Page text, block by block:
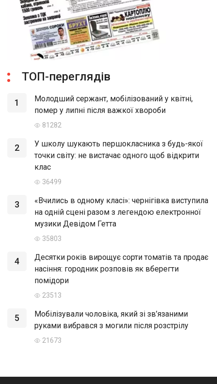
ТОП-переглядів
1
Молодший сержант, мобілізований у квітні,
помер у липні після важкої хвороби
81282
2
У школу шукають першокласника з будь-якої
точки світу: не вистачає одного щоб відкрити
клас
36499
3
«Вчились в одному класі»: чернігівка виступила
на одній сцені разом з легендою електронної
музики Девідом Гетта
35803
4
Десятки років вирощує сорти томатів та продає
насіння: городник розповів як вберегти
помідори
23513
5
Мобілізували чоловіка, який зі зв’язаними
руками вибрався з могили після розстрілу
21673